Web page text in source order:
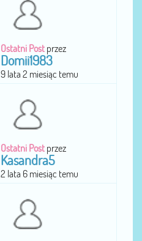
Ostatni Post przez
Domii1983
9 lata 2 miesiąc temu
Ostatni Post przez
Kasandra5
2 lata 6 miesiąc temu